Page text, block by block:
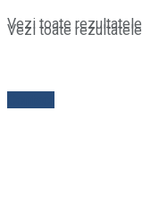
Vezi toate rezultatele
Vezi toate rezultatele